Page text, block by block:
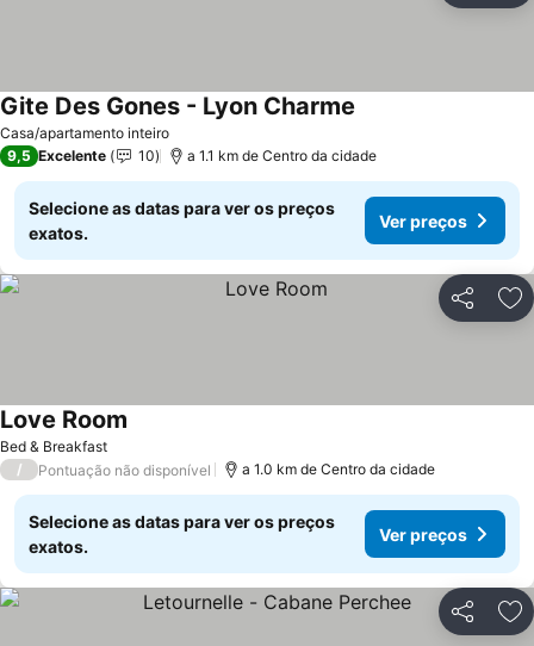
Casa/apartamento inteiro
Gite Des Gones - Lyon Charme
9,5 Excelente 10 a 1.1 km de Centro da cidade
Selecione as datas para ver os preços
exatos.
Ver preços
Partilhar
Bed & Breakfast
Love Room
/ Pontuação não disponível a 1.0 km de Centro da cidade
Selecione as datas para ver os preços
exatos.
Ver preços
Partilhar